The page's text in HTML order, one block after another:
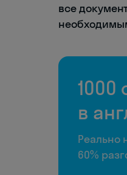
все
в
Реально
60%